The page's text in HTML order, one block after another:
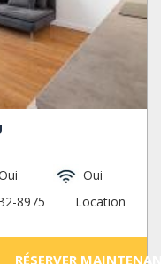
Oui
8975
Location
RÉSERVER